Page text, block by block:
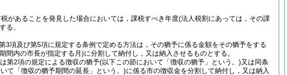
があることを発見した場合においては，課税すべき年度(法人税割にあっては，その課
る。
3項及び第5項に規定する条例で定める方法は，その猶予に係る金額をその猶予をする
間内の市長が指定する月)に分割して納付し，又は納入させるものとする。
第2項の規定による徴収の猶予(以下この節において「徴収の猶予」という。)又は同条
て「徴収の猶予期間の延長」という。)に係る市の徴収金を分割して納付し，又は納入